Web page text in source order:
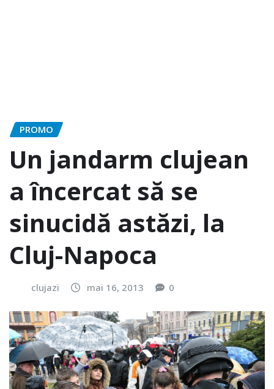
PROMO
Un jandarm clujean
a încercat să se
sinucidă astăzi, la
Cluj-Napoca
clujazi mai 16, 2013 0